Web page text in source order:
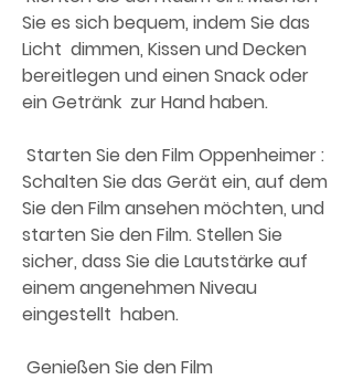
Sie es sich bequem, indem Sie das
Licht  dimmen, Kissen und Decken
bereitlegen und einen Snack oder
ein Getränk  zur Hand haben.
Schalten Sie das Gerät ein, auf dem
Sie den Film ansehen möchten, und
starten Sie den Film. Stellen Sie
sicher, dass Sie die Lautstärke auf
einem angenehmen Niveau
eingestellt  haben.